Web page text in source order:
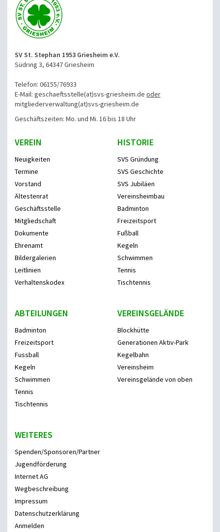
SV St. Stephan 1953 Griesheim e.V.
Südring 3, 64347 Griesheim
Telefon: 06155/76933
E-Mail: geschaeftsstelle(at)svs-griesheim.de oder
mitgliederverwaltung(at)svs-griesheim.de
Geschäftszeiten: Mo. und Mi. 16 bis 18 Uhr
VEREIN
Neuigkeiten
Termine
Vorstand
Ältestenrat
Geschäftsstelle
Mitgliedschaft
Dokumente
Ehrenamt
Bildergalerien
Leitlinien
Verhaltenskodex
HISTORIE
SVS Gründung
SVS Geschichte
SVS Jubiläen
Vereinsheimbau
Badminton
Freizeitsport
Fußball
Kegeln
Schwimmen
Tennis
Tischtennis
ABTEILUNGEN
Badminton
Freizeitsport
Fussball
Kegeln
Schwimmen
Tennis
Tischtennis
VEREINSGELÄNDE
Blockhütte
Generationen Aktiv-Park
Kegelbahn
Vereinsheim
Vereinsgelände von oben
WEITERES
Spenden/Sponsoren/Partner
Jugendförderung
Internet AG
Wegbeschreibung
Impressum
Datenschutzerklärung
Anmelden